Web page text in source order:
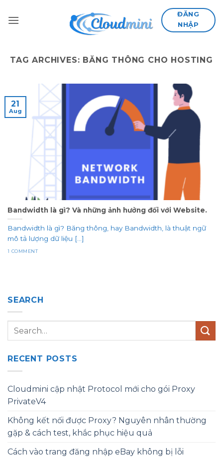
ĐĂNG
NHẬP
TAG ARCHIVES: BĂNG THÔNG CHO HOSTING
Bandwidth là gì? Và những ảnh hưởng đối với Website.
Bandwidth là gì? Băng thông, hay Bandwidth, là thuật ngữ
mô tả lượng dữ liệu [...]
1 COMMENT
21
Aug
SEARCH
RECENT POSTS
Cloudmini cập nhật Protocol mới cho gói Proxy
PrivateV4
Không kết nối được Proxy? Nguyên nhân thường
gặp & cách test, khắc phục hiệu quả
Cách vào trang đăng nhập eBay không bị lỗi